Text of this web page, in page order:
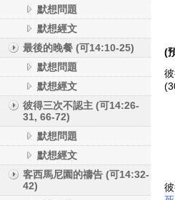
默想問題
默想經文
最後的晚餐 (可14:10-25)
默想問題
默想經文
彼得三次不認主 (可14:26-
31, 66-72)
默想問題
默想經文
客西馬尼園的禱告 (可14:32-
42)
(